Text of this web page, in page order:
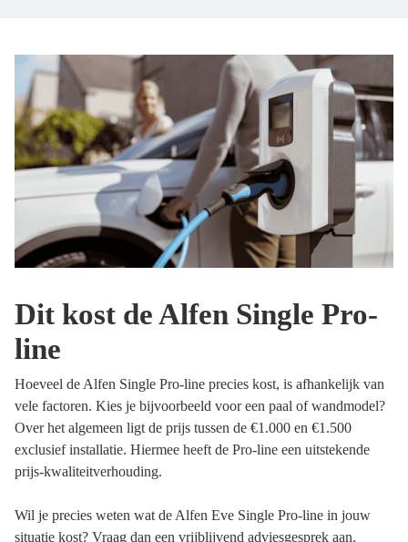
Dit kost de Alfen Single Pro-
line
Hoeveel de Alfen Single Pro-line precies kost, is afhankelijk van
vele factoren. Kies je bijvoorbeeld voor een paal of wandmodel?
Over het algemeen ligt de prijs tussen de €1.000 en €1.500
exclusief installatie. Hiermee heeft de Pro-line een uitstekende
prijs-kwaliteitverhouding.
Wil je precies weten wat de Alfen Eve Single Pro-line in jouw
situatie kost? Vraag dan een vrijblijvend adviesgesprek aan.